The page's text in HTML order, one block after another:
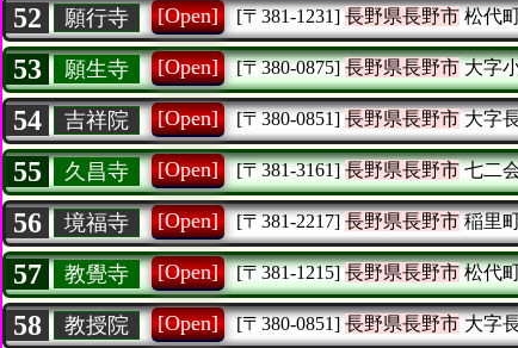
52 願行寺 [Open] [〒381-1231] 長野県長野市松代
53 願生寺 [Open] [〒380-0875] 長野県長野市大字
54 吉祥院 [Open] [〒380-0851] 長野県長野市大字
55 久昌寺 [Open] [〒381-3161] 長野県長野市七二
56 境福寺 [Open] [〒381-2217] 長野県長野市稲里
57 教覺寺 [Open] [〒381-1215] 長野県長野市松代
58 教授院 [Open] [〒380-0851] 長野県長野市大字